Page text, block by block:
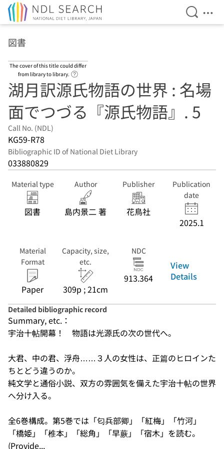
Open
図書
The cover of this title could differ
from library to library.
湖月訳源氏物語の世界 : 名場
面でつづる『源氏物語』. 5
Call No. (NDL)
KG59-R78
Bibliographic ID of National Diet Library
033880829
Material type
図書
Author
島内景二 著
Publisher
花鳥社
Publication
date
2025.1
Material
Format
Paper
Capacity, size,
etc.
309p ; 21cm
NDC
913.364
View
Details
Detailed bibliographic record
Summary, etc.：
宇治十帖開幕！　物語は光源氏の次の世代へ。
大君、中の君、浮舟……３人の女性は、正篇のヒロインた
ちとどう違うのか。
純文学と通俗小説、双方の雰囲気を備えた宇治十帖の世界
へ分け入る。
全6巻構成。第5巻では「匂兵部卿」「紅梅」「竹河」
「橋姫」「椎本」「総角」「早蕨」「宿木」を読む。
(Provide...